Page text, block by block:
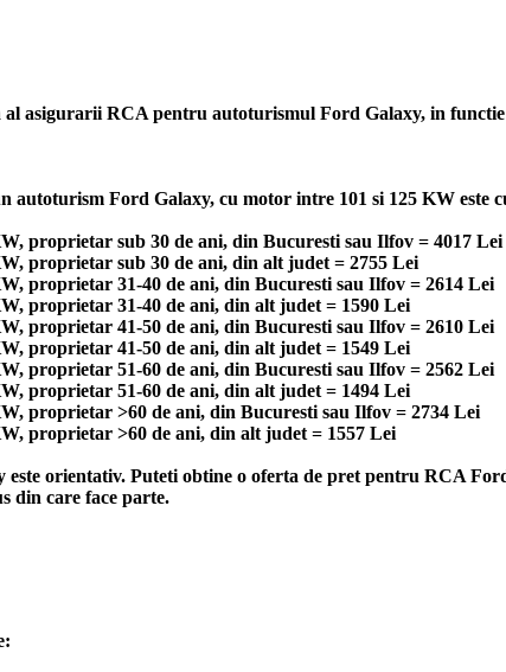
asigurarii RCA pentru autoturismul Ford Galaxy, in
Ford Galaxy, cu motor intre 101 si 125 KW este
proprietar sub 30 de ani, din Bucuresti sau Ilfov = 4017 Lei
proprietar sub 30 de ani, din alt judet = 2755 Lei
proprietar 31-40 de ani, din Bucuresti sau Ilfov = 2614 Lei
proprietar 31-40 de ani, din alt judet = 1590 Lei
proprietar 41-50 de ani, din Bucuresti sau Ilfov = 2610 Lei
proprietar 41-50 de ani, din alt judet = 1549 Lei
proprietar 51-60 de ani, din Bucuresti sau Ilfov = 2562 Lei
proprietar 51-60 de ani, din alt judet = 1494 Lei
proprietar >60 de ani, din Bucuresti sau Ilfov = 2734 Lei
proprietar >60 de ani, din alt judet = 1557 Lei
orientativ. Puteti obtine o oferta de pret pentru RCA
din care face parte.